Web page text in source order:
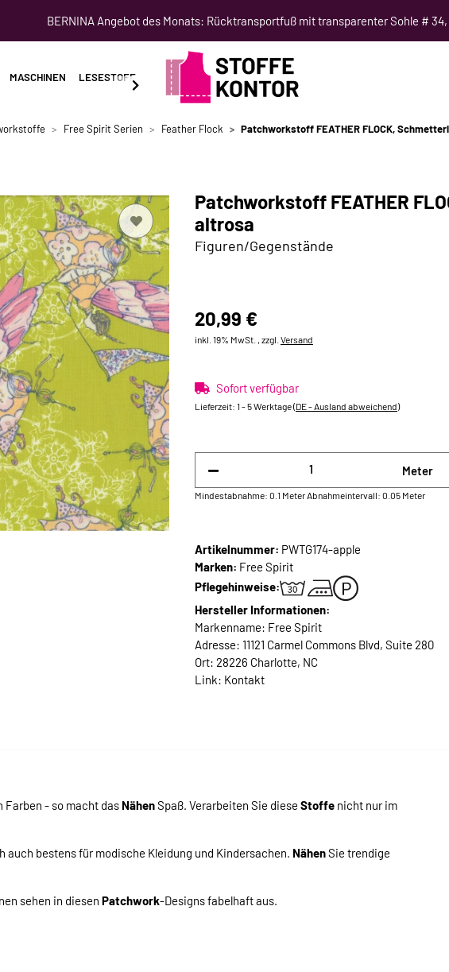
BERNINA Angebot des Monats: Rücktransportfuß mit transparenter Sohle # 34,
MASCHINEN LESESTOFF SCHNITTMUSTER NÄHKURSE
Free Spirit Serien Feather Flock Patchworkstoff FEATHER FLOCK,
Patchworkstoff FEATHER
altrosa
Figuren/Gegenstände
20,99 €
inkl. 19% MwSt. , zzgl. Versand
Sofort verfügbar
Lieferzeit: 1 - 5 Werktage(DE - Ausland abweichend)
Meter
Mindestabnahme: 0.1 MeterAbnahmeintervall: 0.05 Meter
Artikelnummer: PWTG174-apple
Marken: Free Spirit
Pflegehinweise:
Hersteller Informationen:
Markenname: Free Spirit
Adresse: 11121 Carmel Commons Blvd, Suite 280
Ort: 28226 Charlotte, NC
Link: Kontakt
Farben - so macht das NähenSpaß. Verarbeiten Sie diese Stoffe nicht nur im
auch bestens für modische Kleidung und Kindersachen. NähenSie trendige
sehen in diesen Patchwork-Designs fabelhaft aus.